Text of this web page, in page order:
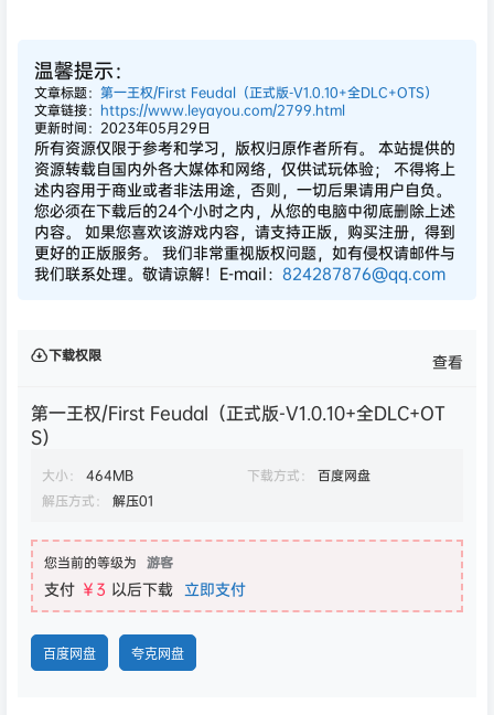
温馨提示：
文章标题： 第一王权/First Feudal（正式版-V1.0.10+全DLC+OTS）
文章链接： https://www.leyayou.com/2799.html
更新时间：2023年05月29日
所有资源仅限于参考和学习，版权归原作者所有。 本站提供的
资源转载自国内外各大媒体和网络，仅供试玩体验； 不得将上
述内容用于商业或者非法用途，否则，一切后果请用户自负。
您必须在下载后的24个小时之内，从您的电脑中彻底删除上述
内容。 如果您喜欢该游戏内容，请支持正版，购买注册，得到
更好的正版服务。 我们非常重视版权问题，如有侵权请邮件与
我们联系处理。敬请谅解！E-mail： 824287876@qq.com
下载权限 查看
第一王权/First Feudal（正式版-V1.0.10+全DLC+OT
S）
大小： 464MB 下载方式：
百度网盘
解压方式：
解压01
您当前的等级为 游客
支付 ￥3 以后下载 立即支付
百度网盘 夸克网盘